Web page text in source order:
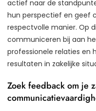
actief naar de
hun perspectief en geef
respectvolle manier. Op
communiceren bij aan
professionele relaties en
resultaten in zakelijke
Zoek feedback om je